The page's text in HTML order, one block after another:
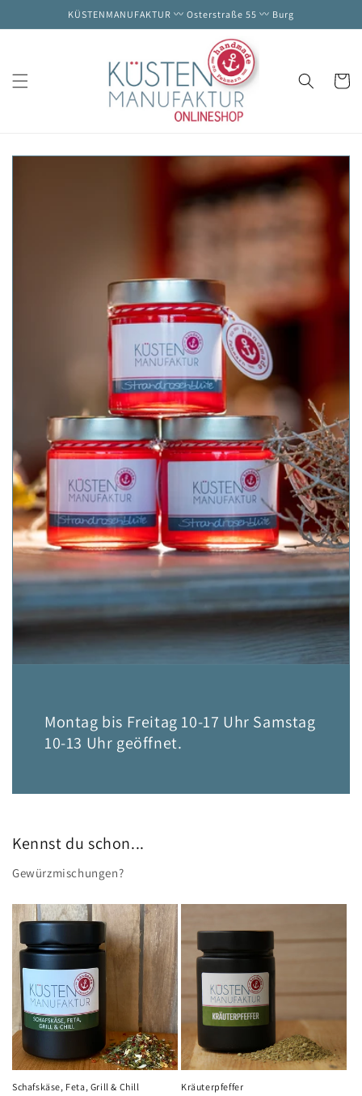
Inhalt
KÜSTENMANUFAKTUR 〰️ Osterstraße 55 〰️ Burg
Montag bis Freitag 10-17 Uhr Samstag
10-13 Uhr geöffnet.
Kennst du schon...
Gewürzmischungen?
Schafskäse, Feta, Grill & Chill Kräuterpfeffer